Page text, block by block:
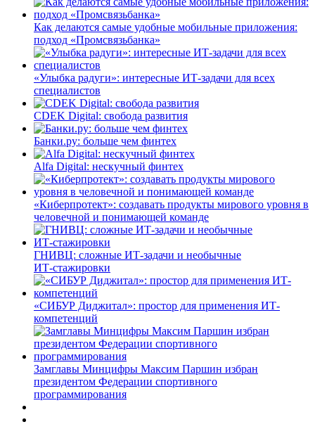
Как делаются самые удобные мобильные приложения:
подход «Промсвязьбанка»
«Улыбка радуги»: интересные ИТ-задачи для всех
специалистов
CDEK Digital: свобода развития
Банки.ру: больше чем финтех
Alfa Digital: нескучный финтех
«Киберпротект»: создавать продукты мирового уровня в
человечной и понимающей команде
ГНИВЦ: сложные ИТ‑задачи и необычные
ИТ‑стажировки
«СИБУР Диджитал»: простор для применения ИТ-
компетенций
Замглавы Минцифры Максим Паршин избран
президентом Федерации спортивного
программирования